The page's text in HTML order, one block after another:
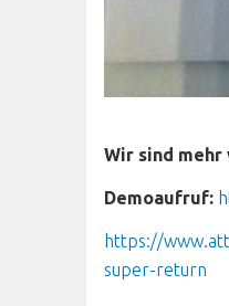
Wir sind
Demoaufruf:
https://
super-return